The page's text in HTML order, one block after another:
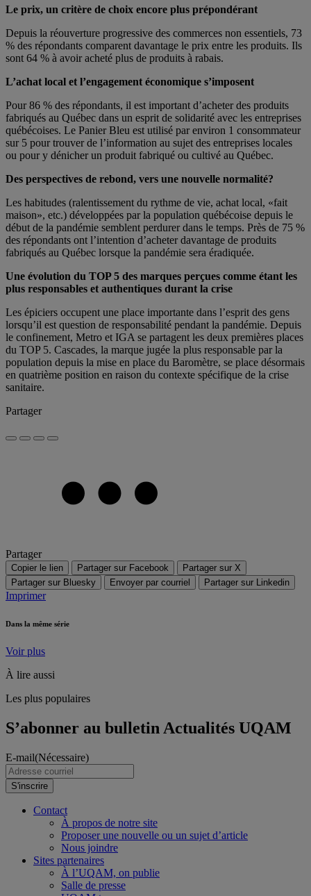
Le prix, un critère de choix encore plus prépondérant
Depuis la réouverture progressive des commerces non essentiels, 73
% des répondants comparent davantage le prix entre les produits. Ils
sont 64 % à avoir acheté plus de produits à rabais.
L’achat local et l’engagement économique s’imposent
Pour 86 % des répondants, il est important d’acheter des produits
fabriqués au Québec dans un esprit de solidarité avec les entreprises
québécoises. Le Panier Bleu est utilisé par environ 1 consommateur
sur 5 pour trouver de l’information au sujet des entreprises locales
ou pour y dénicher un produit fabriqué ou cultivé au Québec.
Des perspectives de rebond, vers une nouvelle normalité?
Les habitudes (ralentissement du rythme de vie, achat local, «fait
maison», etc.) développées par la population québécoise depuis le
début de la pandémie semblent perdurer dans le temps. Près de 75 %
des répondants ont l’intention d’acheter davantage de produits
fabriqués au Québec lorsque la pandémie sera éradiquée.
Une évolution du TOP 5 des marques perçues comme étant les
plus responsables et authentiques durant la crise
Les épiciers occupent une place importante dans l’esprit des gens
lorsqu’il est question de responsabilité pendant la pandémie. Depuis
le confinement, Metro et IGA se partagent les deux premières places
du TOP 5. Cascades, la marque jugée la plus responsable par la
population depuis la mise en place du Baromètre, se place désormais
en quatrième position en raison du contexte spécifique de la crise
sanitaire.
Partager
Partager
Copier le lien Partager sur Facebook
Partager sur X
Partager sur Bluesky
Envoyer par courriel Partager sur Linkedin
Imprimer
Dans la même série
Voir plus
À lire aussi
Les plus populaires
S’abonner au bulletin Actualités UQAM
E-mail(Nécessaire)
S'inscrire
Contact
À propos de notre site
Proposer une nouvelle ou un sujet d’article
Nous joindre
Sites partenaires
À l’UQAM, on publie
Salle de presse